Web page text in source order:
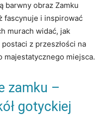
barwny obraz Zamku
fascynuje i inspirować
murach widać, jak
z przeszłości na
majestatycznego miejsca.
zamku –
gotyckiej